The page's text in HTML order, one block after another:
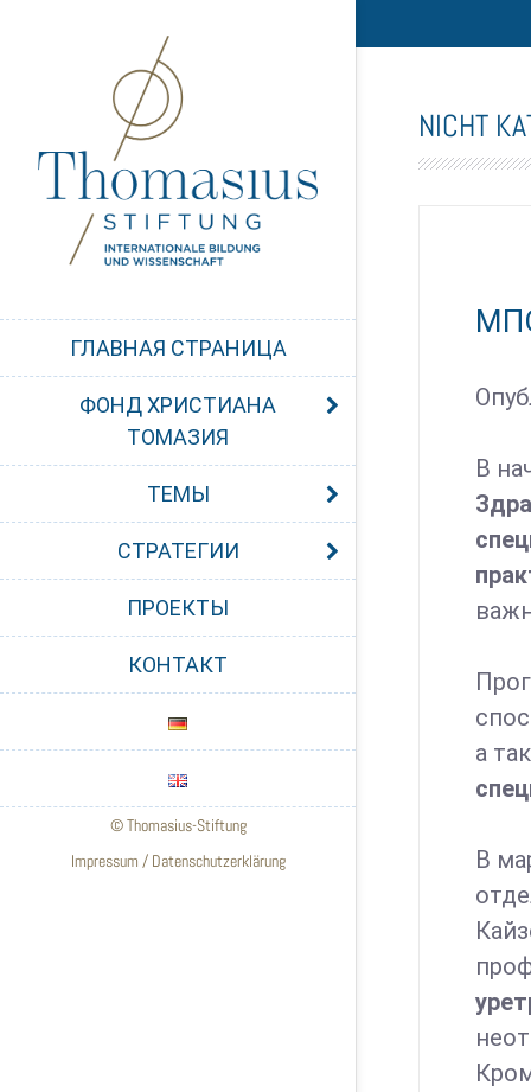
ГЛАВНАЯ СТРАНИЦА
ФОНД ХРИСТИАНА
ТОМАЗИЯ
ТЕМЫ
СТРАТЕГИИ
ПРОЕКТЫ
КОНТАКТ
© Thomasius-Stiftung
Impressum / Datenschutzerklärung
NICHT
В
а
В